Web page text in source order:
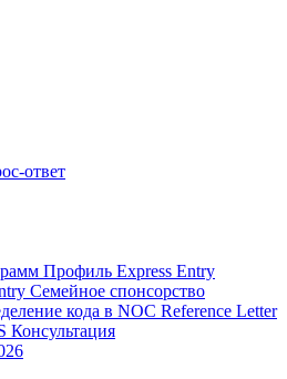
ответ
Профиль Express Entry
Семейное спонсорство
кода в NOC Reference Letter
Консультация